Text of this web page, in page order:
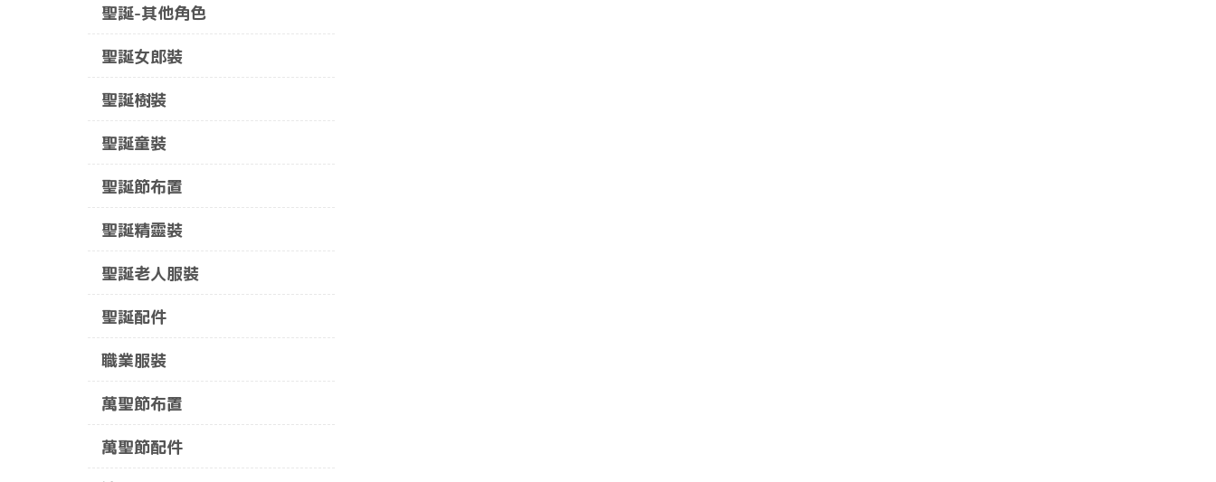
聖誕-其他角色
聖誕女郎裝
聖誕樹裝
聖誕童裝
聖誕節布置
聖誕精靈裝
聖誕老人服裝
聖誕配件
職業服裝
萬聖節布置
萬聖節配件